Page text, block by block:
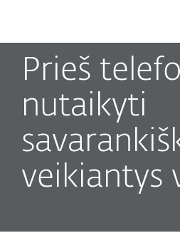
Prieš
nutaikyti
veikiantys